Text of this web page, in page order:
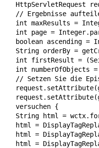
HttpServletRequest
// Ergebnisse
int maxResults =
int page =
boolean ascending =
String orderBy =
int firstResult =
int numberOfObjects
// Setzen Sie die
  versuchen {
String html =
html =
html =
html =